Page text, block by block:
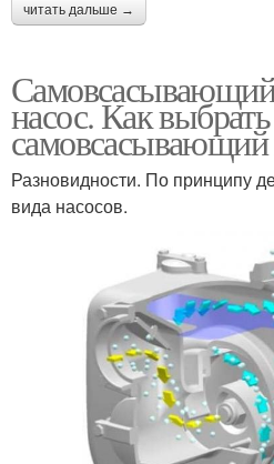
читать дальше →
насос. Как выбрать
самовсасывающий
Разновидности. По принципу
вида насосов.